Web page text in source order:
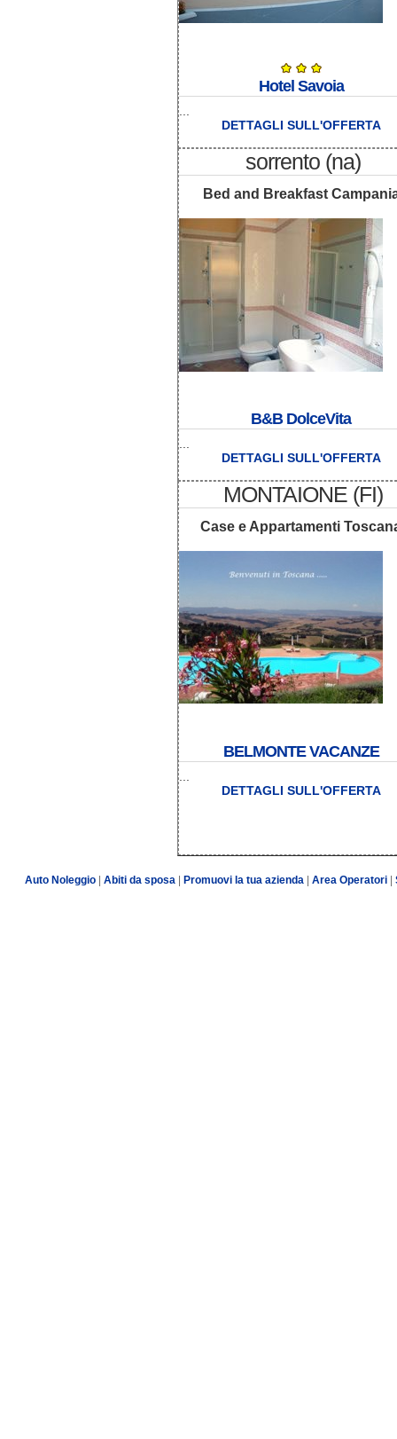
Hotel Savoia
DETTAGLI SULL'OFFERTA
sorrento (na)
Bed and Breakfast
B&B DolceVita
DETTAGLI SULL'OFFERTA
MONTAIONE (FI)
Case e Appartamenti
BELMONTE VACANZE
DETTAGLI SULL'OFFERTA
Auto Noleggio Abiti da sposa Promuovi la tua azienda Area Operatori